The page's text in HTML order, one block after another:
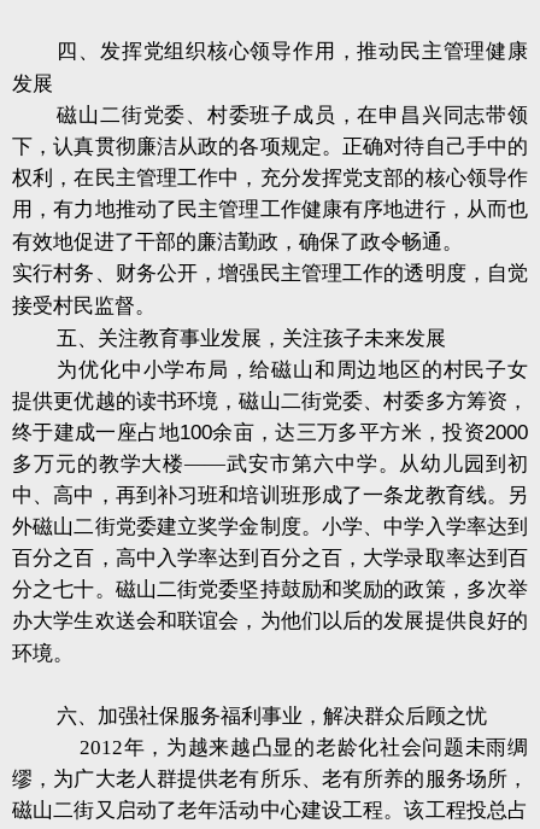
四、发挥党组织核心领导作用，推动民主管理健康
发展
磁山二街党委、村委班子成员，在申昌兴同志带领
下，认真贯彻廉洁从政的各项规定。正确对待自己手中的
权利，在民主管理工作中，充分发挥党支部的核心领导作
用，有力地推动了民主管理工作健康有序地进行，从而也
有效地促进了干部的廉洁勤政，确保了政令畅通。
实行村务、财务公开，增强民主管理工作的透明度，自觉
接受村民监督。
五、关注教育事业发展，关注孩子未来发展
为优化中小学布局，给磁山和周边地区的村民子女
提供更优越的读书环境，磁山二街党委、村委多方筹资，
终于建成一座占地100余亩，达三万多平方米，投资2000
多万元的教学大楼——武安市第六中学。从幼儿园到初
中、高中，再到补习班和培训班形成了一条龙教育线。另
外磁山二街党委建立奖学金制度。小学、中学入学率达到
百分之百，高中入学率达到百分之百，大学录取率达到百
分之七十。磁山二街党委坚持鼓励和奖励的政策，多次举
办大学生欢送会和联谊会，为他们以后的发展提供良好的
环境。
六、加强社保服务福利事业，解决群众后顾之忧
2012年，为越来越凸显的老龄化社会问题未雨绸
缪，为广大老人群提供老有所乐、老有所养的服务场所，
磁山二街又启动了老年活动中心建设工程。该工程投总占